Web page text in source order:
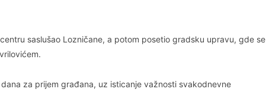
saslušao Lozničane, a potom posetio gradsku upravu, gde se
za prijem građana, uz isticanje važnosti svakodnevne